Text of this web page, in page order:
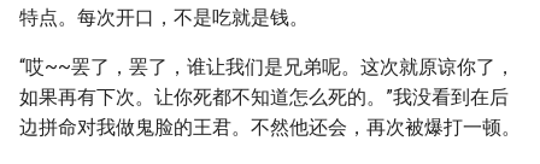
特点。每次开口，不是吃就是钱。
“哎~~罢了，罢了，谁让我们是兄弟呢。这次就原谅你了，
如果再有下次。让你死都不知道怎么死的。”我没看到在后
边拼命对我做鬼脸的王君。不然他还会，再次被爆打一顿。